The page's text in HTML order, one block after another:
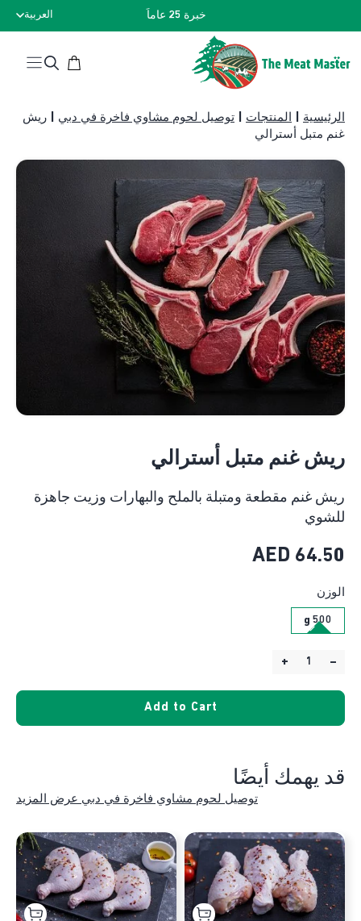
خبرة 25 عاماً العربية
الرئيسية المنتجات توصيل لحوم مشاوي فاخرة في دبي
ريش
غنم متبل أسترالي
ريش غنم متبل أسترالي
ريش غنم مقطعة ومتبلة بالملح والبهارات وزيت جاهزة
للشوي
64.50
AED
الوزن
500 g
–
+
Add to Cart
قد يهمك أيضًا
توصيل لحوم مشاوي فاخرة في دبي عرض المزيد